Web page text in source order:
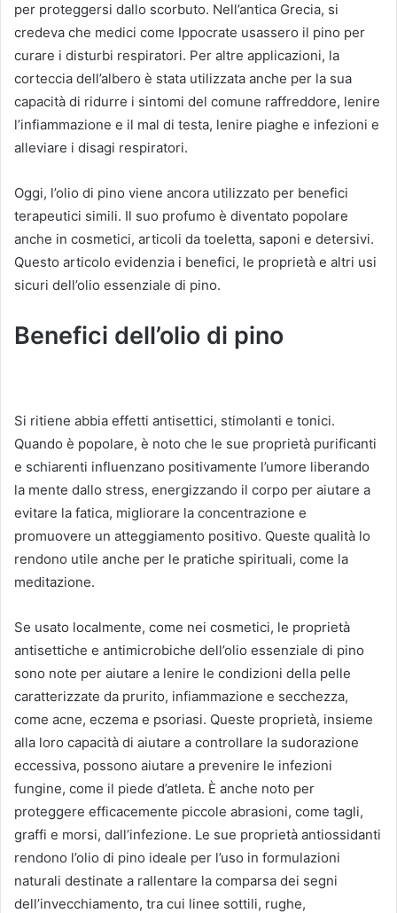
per proteggersi dallo scorbuto. Nell’antica Grecia, si
credeva che medici come Ippocrate usassero il pino per
curare i disturbi respiratori. Per altre applicazioni, la
corteccia dell’albero è stata utilizzata anche per la sua
capacità di ridurre i sintomi del comune raffreddore, lenire
l’infiammazione e il mal di testa, lenire piaghe e infezioni e
alleviare i disagi respiratori.
Oggi, l’olio di pino viene ancora utilizzato per benefici
terapeutici simili. Il suo profumo è diventato popolare
anche in cosmetici, articoli da toeletta, saponi e detersivi.
Questo articolo evidenzia i benefici, le proprietà e altri usi
sicuri dell’olio essenziale di pino.
Benefici dell’olio di pino
Si ritiene abbia effetti antisettici, stimolanti e tonici.
Quando è popolare, è noto che le sue proprietà purificanti
e schiarenti influenzano positivamente l’umore liberando
la mente dallo stress, energizzando il corpo per aiutare a
evitare la fatica, migliorare la concentrazione e
promuovere un atteggiamento positivo. Queste qualità lo
rendono utile anche per le pratiche spirituali, come la
meditazione.
Se usato localmente, come nei cosmetici, le proprietà
antisettiche e antimicrobiche dell’olio essenziale di pino
sono note per aiutare a lenire le condizioni della pelle
caratterizzate da prurito, infiammazione e secchezza,
come acne, eczema e psoriasi. Queste proprietà, insieme
alla loro capacità di aiutare a controllare la sudorazione
eccessiva, possono aiutare a prevenire le infezioni
fungine, come il piede d’atleta. È anche noto per
proteggere efficacemente piccole abrasioni, come tagli,
graffi e morsi, dall’infezione. Le sue proprietà antiossidanti
rendono l’olio di pino ideale per l’uso in formulazioni
naturali destinate a rallentare la comparsa dei segni
dell’invecchiamento, tra cui linee sottili, rughe,